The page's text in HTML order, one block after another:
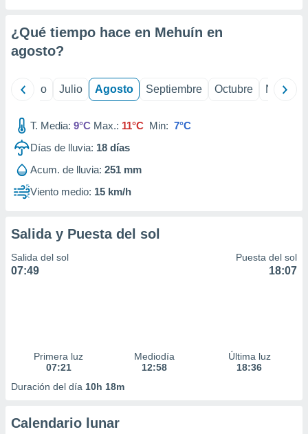
e
de
¿Qué tiempo hace en Mehuín en
agosto?
Junio Julio Agosto Septiembre Octubre
T. Media: 9°C Max.: 11°C Min: 7°C
Días de lluvia: 18 días
Acum. de lluvia: 251 mm
Viento medio: 15 km/h
Salida y Puesta del sol
Salida del sol
07:49
Puesta del sol
18:07
Primera luz
07:21
Mediodía
12:58
Última luz
18:36
Duración del día 10h 18m
Calendario lunar